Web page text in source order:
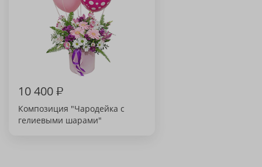
10 400₽
Композиция "Чародейка с
гелиевыми шарами"